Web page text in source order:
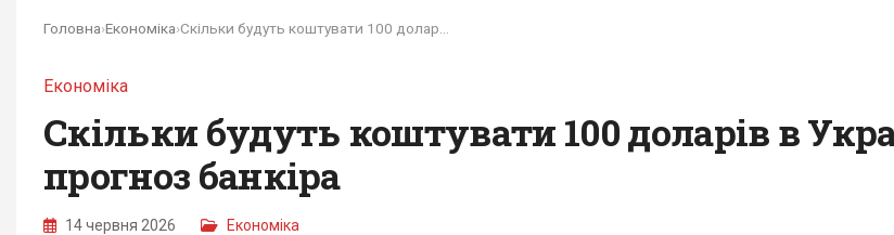
Головна›Економіка›
Економіка
Скільки будуть коштувати 100 доларів в
прогноз банкіра
14 червня 2026 Економіка